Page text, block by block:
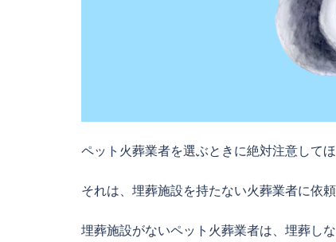
ペット火葬業者を選ぶときに絶対注意して
それは、埋葬施設を持たない火葬業者に依
埋葬施設がないペット火葬業者は、埋葬し